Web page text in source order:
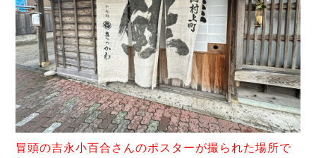
冒頭の吉永小百合さんのポスターが撮られた場所で